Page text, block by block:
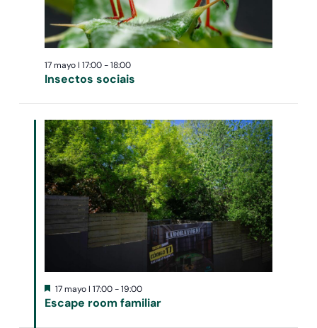
Insectos sociais
17 mayo I 17:00-18:00
Escape room familiar
Destacado
17 mayo I 17:00-19:00